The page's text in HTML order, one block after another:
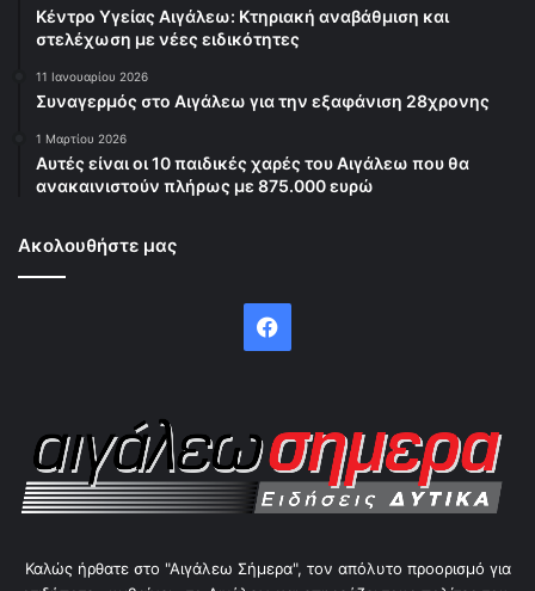
Κέντρο Υγείας Αιγάλεω: Κτηριακή αναβάθμιση και
στελέχωση με νέες ειδικότητες
11 Ιανουαρίου 2026
Συναγερμός στο Αιγάλεω για την εξαφάνιση 28χρονης
1 Μαρτίου 2026
Αυτές είναι οι 10 παιδικές χαρές του Αιγάλεω που θα
ανακαινιστούν πλήρως με 875.000 ευρώ
Ακολουθήστε μας
Facebook
Καλώς ήρθατε στο "Αιγάλεω Σήμερα", τον απόλυτο προορισμό για